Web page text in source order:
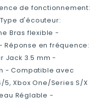
de fonctionnement:
Type d'écouteur:
Bras flexible -
Réponse en fréquence:
Jack 3.5 mm -
- Compatible avec
5, Xbox One/Series S/X
Réglable -